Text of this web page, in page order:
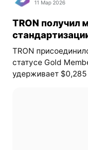
11 Мар 2026
TRON получил
TRON
статусе Gold
удерживает $0,285